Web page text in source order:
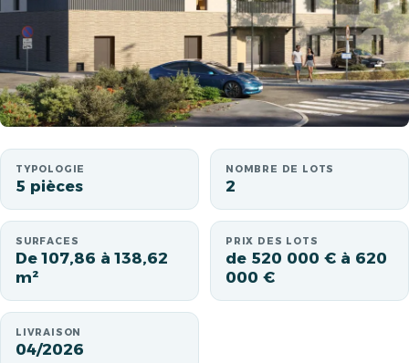
TYPOLOGIE
5 pièces
NOMBRE DE LOTS
2
SURFACES
De 107,86 à 138,62
m²
PRIX DES LOTS
de 520 000 € à 620
000 €
LIVRAISON
04/2026